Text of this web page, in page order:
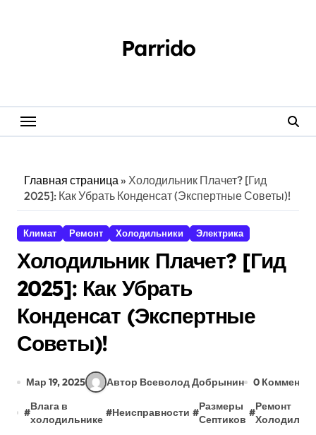
Parrido
Главная страница» Холодильник Плачет? [Гид
2025]: Как Убрать Конденсат (Экспертные Советы)!
Климат Ремонт Холодильники Электрика
Холодильник Плачет? [Гид
2025]: Как Убрать
Конденсат (Экспертные
Советы)!
Мар 19, 2025 Автор Всеволод Добрынин 0
#
Влага в
холодильнике
#Неисправности #
Размеры
Септиков
#
Ремонт